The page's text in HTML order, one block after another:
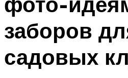
заборов
садовых